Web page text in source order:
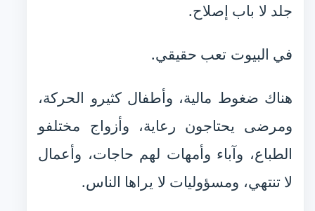
جلد لا باب إصلاح.
في البيوت تعب حقيقي.
هناك ضغوط مالية، وأطفال كثيرو الحركة،
ومرضى يحتاجون رعاية، وأزواج مختلفو
الطباع، وآباء وأمهات لهم حاجات، وأعمال
لا تنتهي، ومسؤوليات لا يراها الناس.